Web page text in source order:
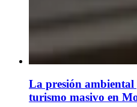
La presión ambiental
turismo masivo en